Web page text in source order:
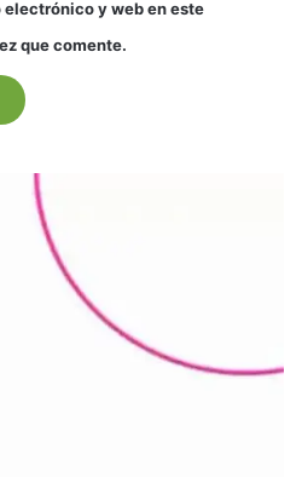
electrónico y web en este
que comente.